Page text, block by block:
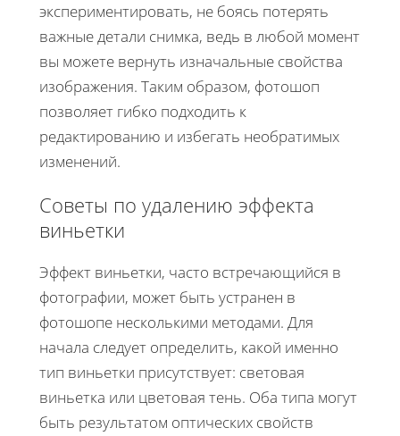
экспериментировать, не боясь потерять
важные детали снимка, ведь в любой момент
вы можете вернуть изначальные свойства
изображения. Таким образом, фотошоп
позволяет гибко подходить к
редактированию и избегать необратимых
изменений.
Советы по удалению эффекта
виньетки
Эффект виньетки, часто встречающийся в
фотографии, может быть устранен в
фотошопе несколькими методами. Для
начала следует определить, какой именно
тип виньетки присутствует: световая
виньетка или цветовая тень. Оба типа могут
быть результатом оптических свойств